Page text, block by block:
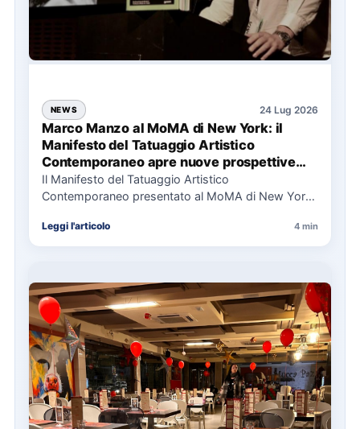
NEWS 24 Lug 2026
Marco Manzo al MoMA di New York: il
Manifesto del Tatuaggio Artistico
Contemporaneo apre nuove prospettive
per il collezionismo
Il Manifesto del Tatuaggio Artistico
Contemporaneo presentato al MoMA di New York
Leggi l'articolo 4 min